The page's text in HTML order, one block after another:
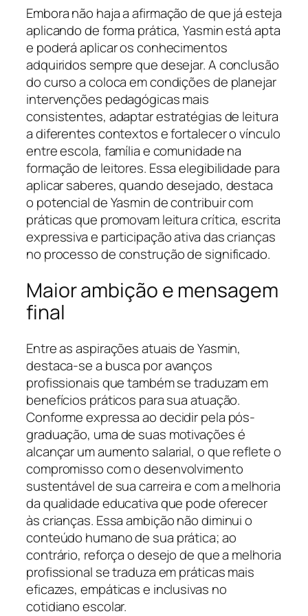
Embora não haja a afirmação de que já esteja
aplicando de forma prática, Yasmin está apta
e poderá aplicar os conhecimentos
adquiridos sempre que desejar. A conclusão
do curso a coloca em condições de planejar
intervenções pedagógicas mais
consistentes, adaptar estratégias de leitura
a diferentes contextos e fortalecer o vínculo
entre escola, família e comunidade na
formação de leitores. Essa elegibilidade para
aplicar saberes, quando desejado, destaca
o potencial de Yasmin de contribuir com
práticas que promovam leitura crítica, escrita
expressiva e participação ativa das crianças
no processo de construção de significado.
Maior ambição e mensagem
final
Entre as aspirações atuais de Yasmin,
destaca-se a busca por avanços
profissionais que também se traduzam em
benefícios práticos para sua atuação.
Conforme expressa ao decidir pela pós-
graduação, uma de suas motivações é
alcançar um aumento salarial, o que reflete o
compromisso com o desenvolvimento
sustentável de sua carreira e com a melhoria
da qualidade educativa que pode oferecer
às crianças. Essa ambição não diminui o
conteúdo humano de sua prática; ao
contrário, reforça o desejo de que a melhoria
profissional se traduza em práticas mais
eficazes, empáticas e inclusivas no
cotidiano escolar.